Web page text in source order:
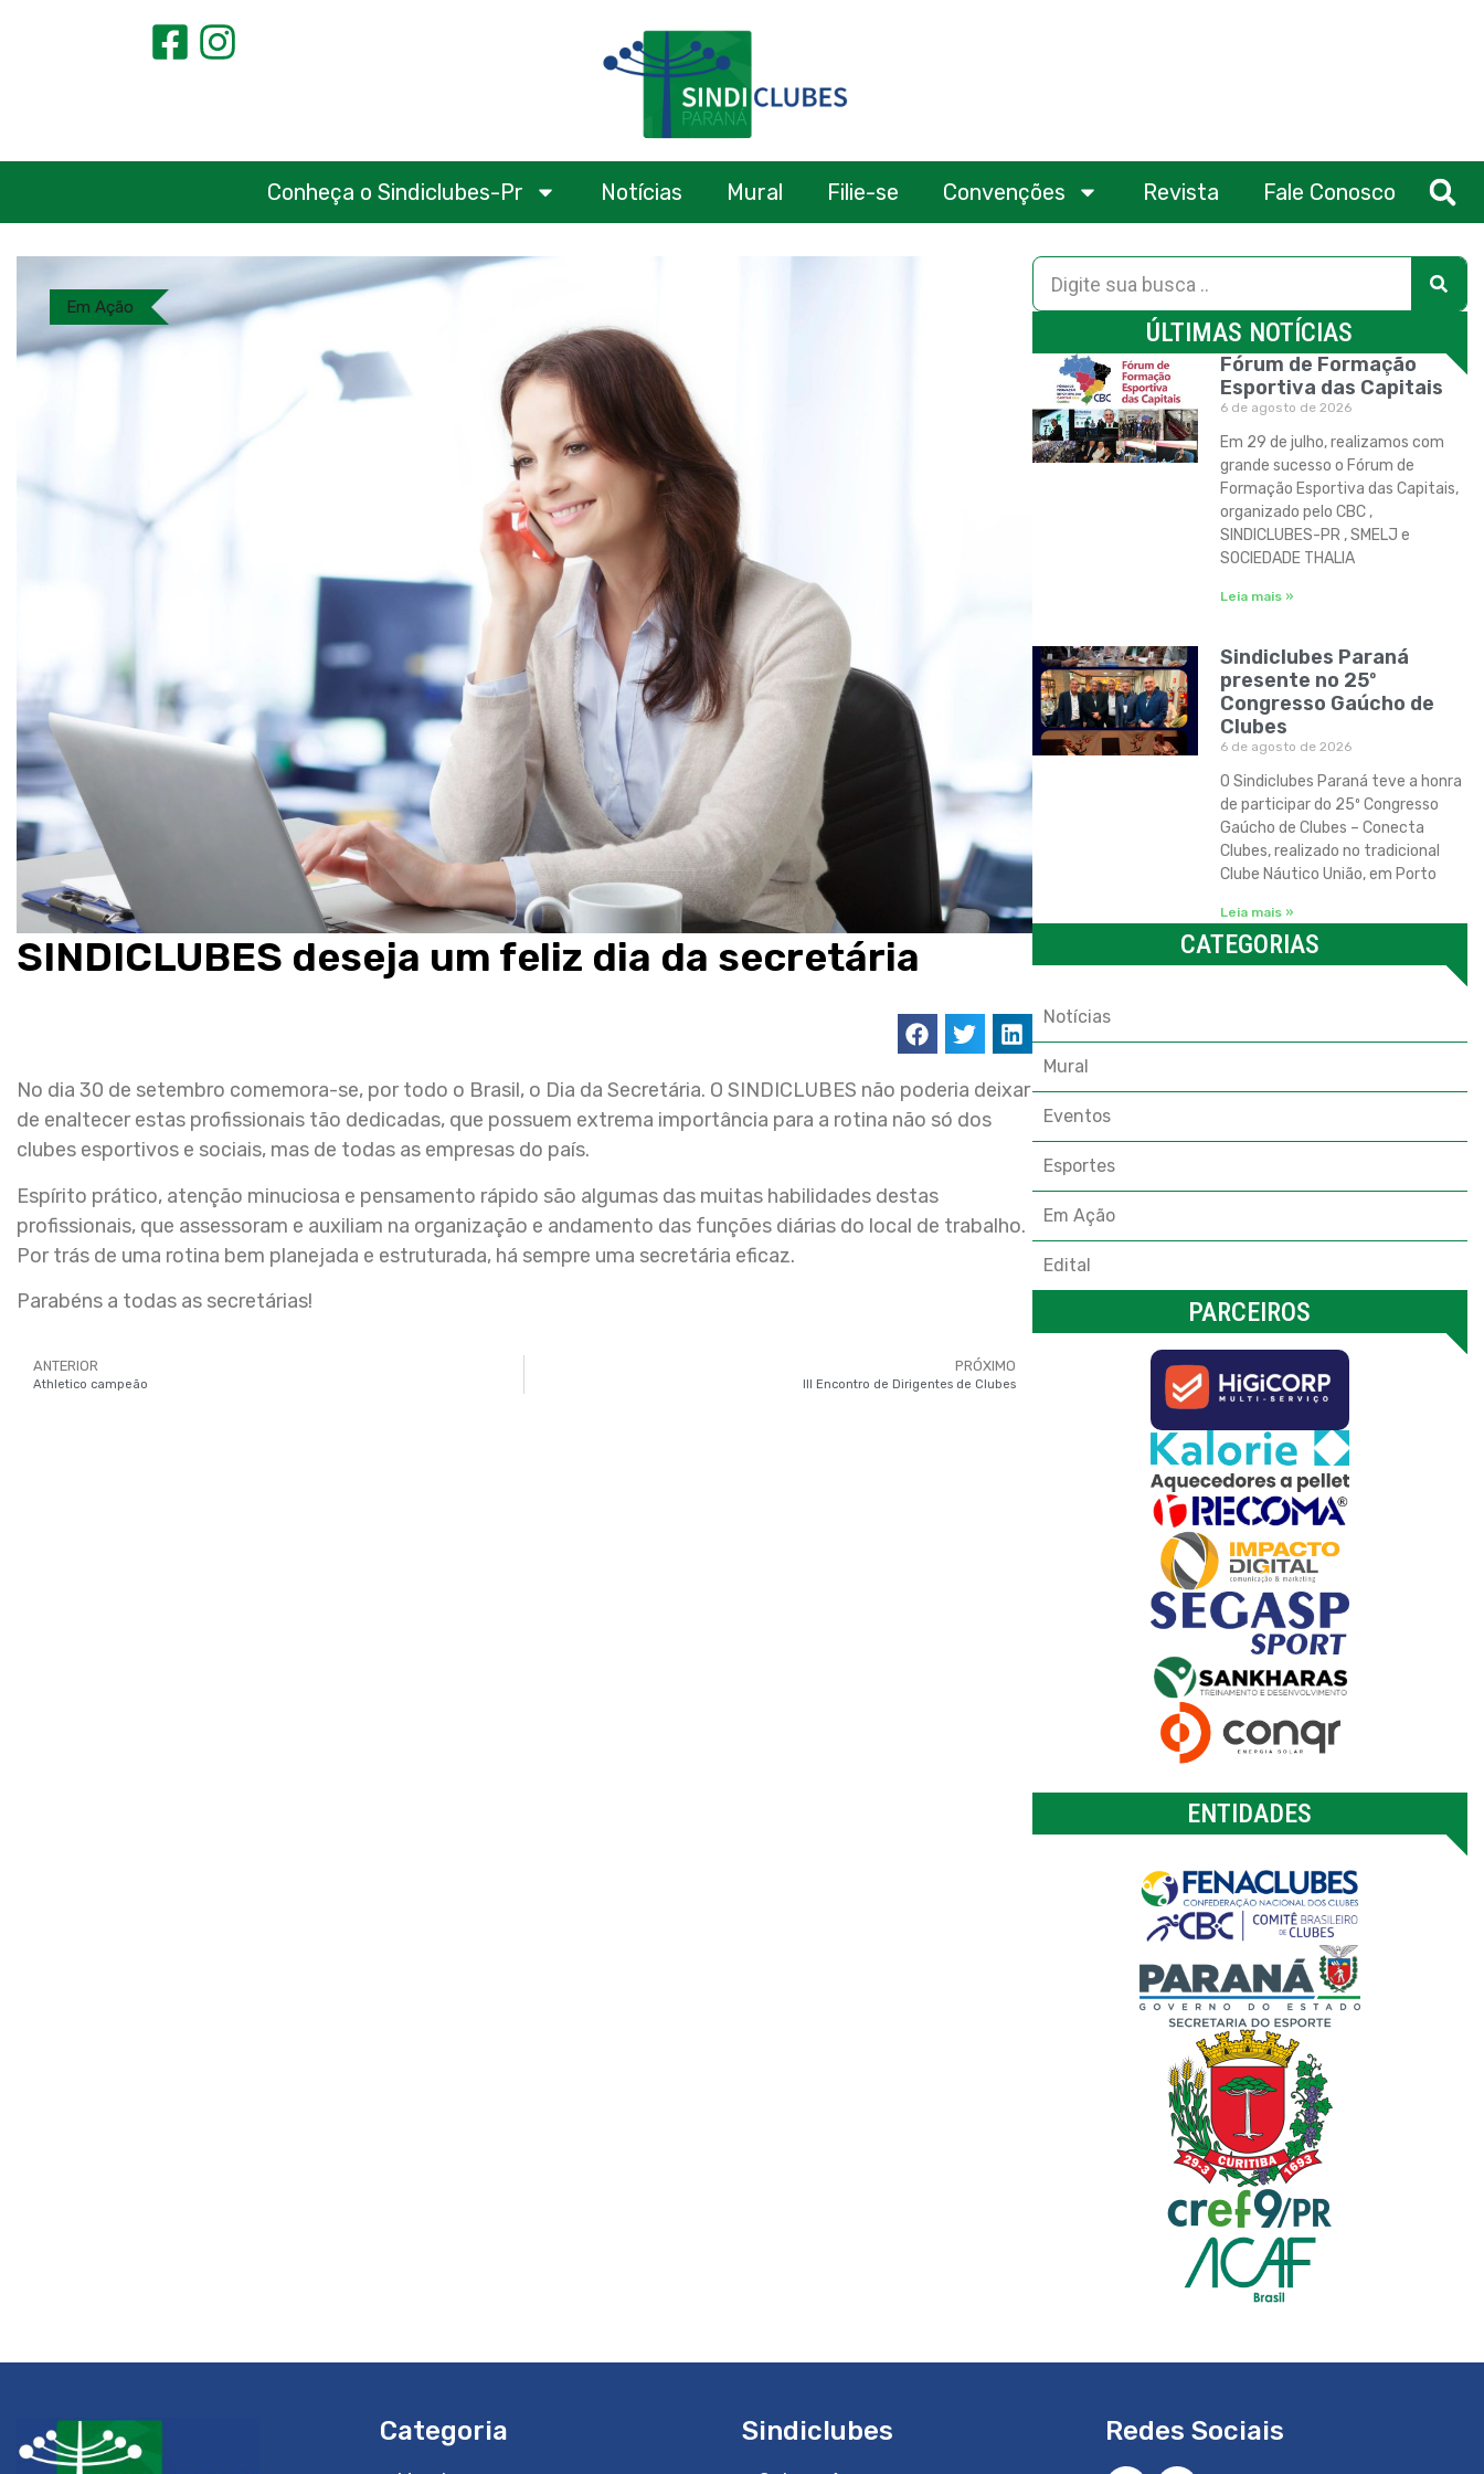
Conheça o Sindiclubes-Pr Notícias Mural Filie-se Convenções Revista Fale Conosco
Em Ação
SINDICLUBES deseja um feliz dia da secretária
No dia 30 de setembro comemora-se, por todo o Brasil, o Dia da Secretária. O SINDICLUBES não poderia deixar
de enaltecer estas profissionais tão dedicadas, que possuem extrema importância para a rotina não só dos
clubes esportivos e sociais, mas de todas as empresas do país.
Espírito prático, atenção minuciosa e pensamento rápido são algumas das muitas habilidades destas
profissionais, que assessoram e auxiliam na organização e andamento das funções diárias do local de trabalho.
Por trás de uma rotina bem planejada e estruturada, há sempre uma secretária eficaz.
Parabéns a todas as secretárias!
ANTERIOR
Athletico campeão
PRÓXIMO
III Encontro de Dirigentes de Clubes
ÚLTIMAS NOTÍCIAS
Fórum de Formação
Esportiva das Capitais
6 de agosto de 2026
Em 29 de julho, realizamos com
grande sucesso o Fórum de
Formação Esportiva das Capitais,
organizado pelo CBC ,
SINDICLUBES-PR , SMELJ e
SOCIEDADE THALIA
Leia mais »
Sindiclubes Paraná
presente no 25º
Congresso Gaúcho de
Clubes
6 de agosto de 2026
O Sindiclubes Paraná teve a honra
de participar do 25º Congresso
Gaúcho de Clubes – Conecta
Clubes, realizado no tradicional
Clube Náutico União, em Porto
Leia mais »
CATEGORIAS
Notícias
Mural
Eventos
Esportes
Em Ação
Edital
PARCEIROS
ENTIDADES
Categoria Sindiclubes Redes Sociais